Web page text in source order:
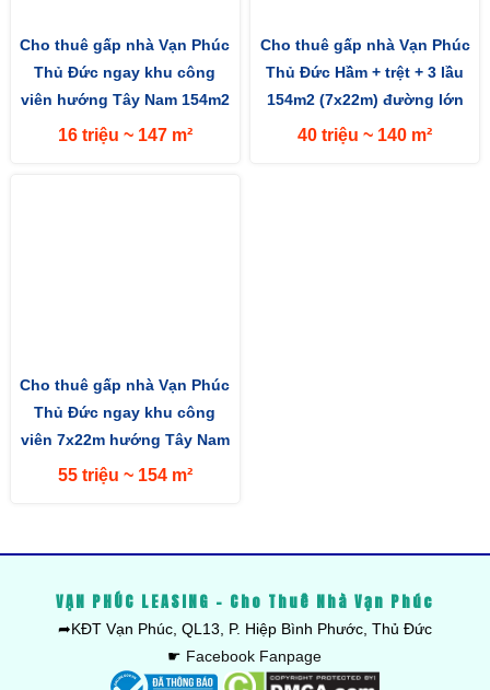
Cho thuê gấp nhà Vạn Phúc
Thủ Đức ngay khu công
viên hướng Tây Nam 154m2
(7x22m) mặt tiền đường 13m
16 triệu ~ 147 m²
Cho thuê gấp nhà Vạn Phúc
Thủ Đức Hầm + trệt + 3 lầu
154m2 (7x22m) đường lớn
13m hướng Tây Nam
40 triệu ~ 140 m²
Cho thuê gấp nhà Vạn Phúc
Thủ Đức ngay khu công
viên 7x22m hướng Tây Nam
55 triệu ~ 154 m²
VẠN PHÚC LEASING - Cho Thuê Nhà Vạn Phúc
➦KĐT Vạn Phúc, QL13, P. Hiệp Bình Phước, Thủ Đức
☛ Facebook Fanpage